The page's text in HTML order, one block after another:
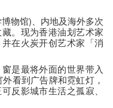
物馆)、内地及海外多次
。现为香港油划艺术家
在火炭开创艺术家「消
是最将外面的世界带入
看到广告牌和霓虹灯，
反影城市生活之孤寂、